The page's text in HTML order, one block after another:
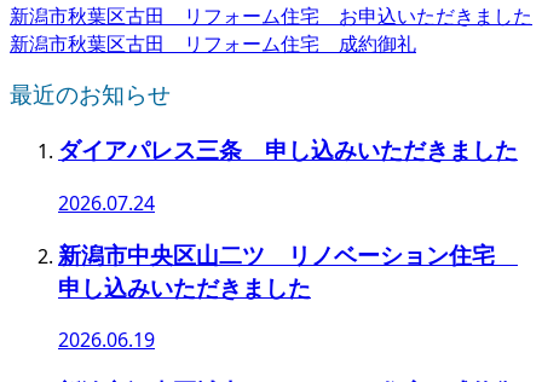
新潟市秋葉区古田 リフォーム住宅 お申込いただきました
新潟市秋葉区古田 リフォーム住宅 成約御礼
最近のお知らせ
ダイアパレス三条 申し込みいただきました
2026.07.24
新潟市中央区山二ツ リノベーション住宅
申し込みいただきました
2026.06.19